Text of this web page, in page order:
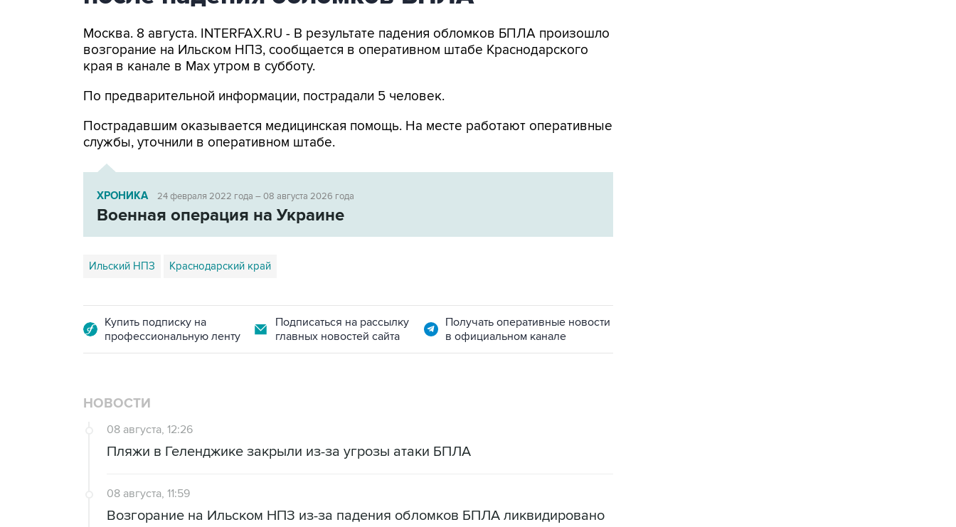
Москва. 8 августа. INTERFAX.RU - В результате падения обломков БПЛА произошло
возгорание на Ильском НПЗ, сообщается в оперативном штабе Краснодарского
края в канале в Max утром в субботу.
По предварительной информации, пострадали 5 человек.
Пострадавшим оказывается медицинская помощь. На месте работают оперативные
службы, уточнили в оперативном штабе.
ХРОНИКА 24 февраля 2022 года – 08 августа 2026 года
Военная операция на Украине
Ильский НПЗ Краснодарский край
Купить подписку на
профессиональную ленту
Подписаться на рассылку
главных новостей сайта
Получать оперативные новости
в официальном канале
НОВОСТИ
08 августа, 12:26
Пляжи в Геленджике закрыли из-за угрозы атаки БПЛА
08 августа, 11:59
Возгорание на Ильском НПЗ из-за падения обломков БПЛА ликвидировано